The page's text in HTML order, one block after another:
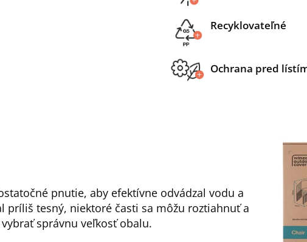
Recyklovateľné
Ochrana pred
pnutie, aby efektívne odvádzal vodu a
príliš tesný, niektoré časti sa môžu roztiahnuť a
správnu veľkosť obalu.